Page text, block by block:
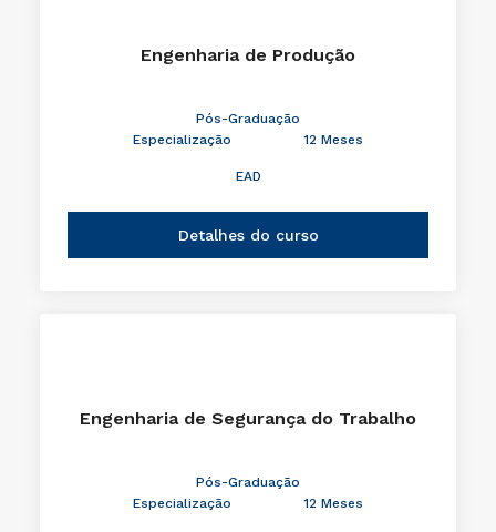
Engenharia de Produção
Pós-Graduação
Especialização
12 Meses
EAD
Detalhes do curso
Engenharia de Segurança do Trabalho
Pós-Graduação
Especialização
12 Meses